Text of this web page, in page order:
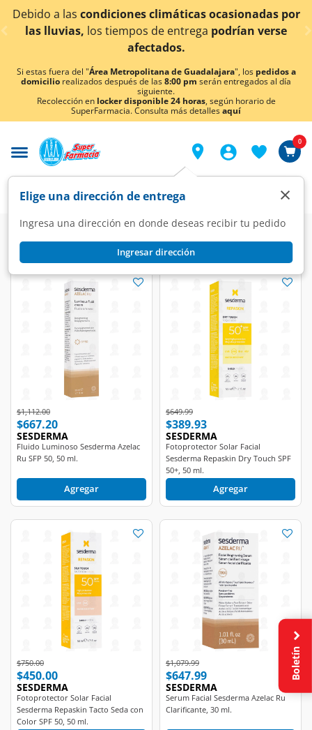
< div class="carousel-inner">
Debido a las condiciones climáticas ocasionadas por
las lluvias, los tiempos de entrega podrían verse
afectados.
Si estas fuera del "Área Metropolitana de Guadalajara", los pedidos a
domicilio realizados después de las8:00 pm serán entregados al día
siguiente.
Recolección en locker disponible 24 horas, según horario de
SuperFarmacia. Consulta más detallesaquí
Elige una dirección de entrega
Ingresa una dirección en donde deseas recibir tu pedido
Ingresar dirección
×
0
Dermo Marcas Sesderma
(6 productos)
Price reduced from
$1,112.00to
$667.20
SESDERMA
Fluido Luminoso Sesderma Azelac
Ru SFP 50, 50 ml.
Agregar
Price reduced from
$649.99to
$389.93
SESDERMA
Fotoprotector Solar Facial
Sesderma Repaskin Dry Touch SPF
50+, 50 ml.
Agregar
Price reduced from
$750.00to
$450.00
SESDERMA
Fotoprotector Solar Facial
Sesderma Repaskin Tacto Seda con
Color SPF 50, 50 ml.
Price reduced from
$1,079.99to
$647.99
SESDERMA
Serum Facial Sesderma Azelac Ru
Clarificante, 30 ml.
Boletín